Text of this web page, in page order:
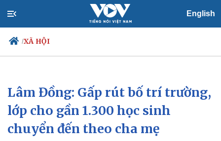
English
/XÃ HỘI
Chính trị
Đảng
Tổ chức nhân sự
Quốc hội
Nhận diện sự thật
Xã hội
Tin 24h
Dự báo thời tiết
Giáo dục
Dấu ấn VOV
Lâm Đồng: Gấp rút bố trí trường,
lớp cho gần 1.300 học sinh
chuyển đến theo cha mẹ